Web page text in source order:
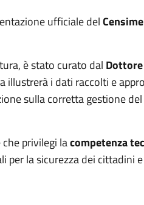
ufficiale del
è stato curato dal
illustrerà i dati raccolti e
sulla corretta gestione
privilegi lacompetenza
per la sicurezza dei cittadini